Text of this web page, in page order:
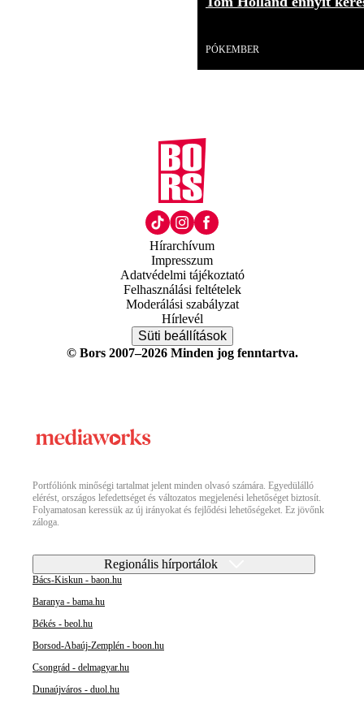
PÓKEMBER
Hírarchívum
Impresszum
Adatvédelmi tájékoztató
Felhasználási feltételek
Moderálási szabályzat
Hírlevél
Süti beállítások
© Bors 2007–2026 Minden jog fenntartva.
Portfóliónk minőségi tartalmat jelent minden olvasó számára. Egyedülálló
elérést, országos lefedettséget és változatos megjelenési lehetőséget biztosít.
Folyamatosan keressük az új irányokat és fejlődési lehetőségeket. Ez jövőnk
záloga.
Regionális hírportálok
Bács-Kiskun - baon.hu
Baranya - bama.hu
Békés - beol.hu
Borsod-Abaúj-Zemplén - boon.hu
Csongrád - delmagyar.hu
Dunaújváros - duol.hu